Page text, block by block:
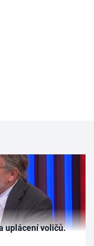
uplácení voličů.